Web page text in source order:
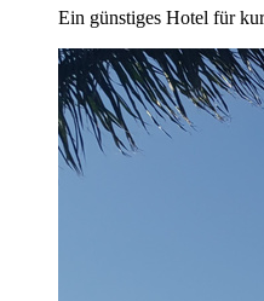
Ein günstiges Hotel für